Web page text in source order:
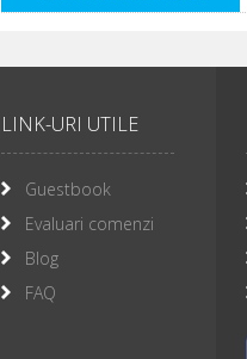
LINK-URI UTILE
Guestbook
Evaluari comenzi
Blog
FAQ